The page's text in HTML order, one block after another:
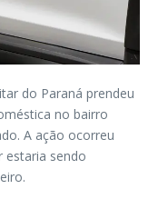
do Paraná prendeu
no bairro
A ação ocorreu
estaria sendo